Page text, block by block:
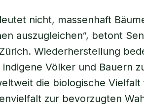
nicht, massenhaft
auszugleichen“, betont
Wiederherstellung
Völker und Bauern
die biologische Vielfalt
zur bevorzugten